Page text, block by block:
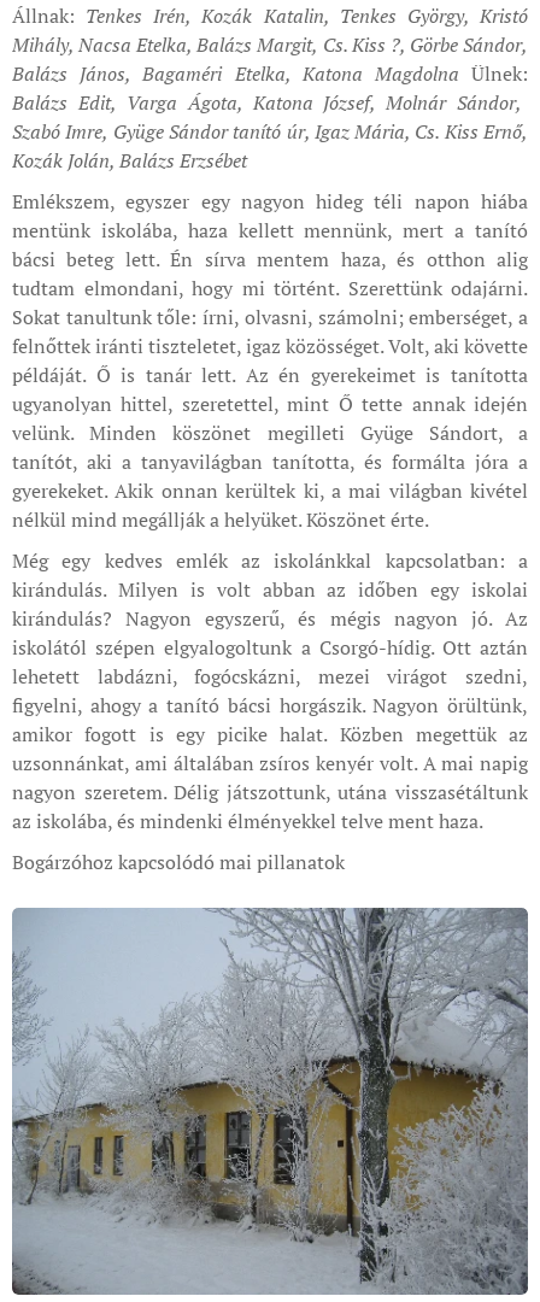
Állnak: Tenkes Irén, Kozák Katalin, Tenkes György, Kristó
Mihály, Nacsa Etelka, Balázs Margit, Cs. Kiss ?, Görbe Sándor,
Balázs János, Bagaméri Etelka, Katona Magdolna Ülnek:
Balázs Edit, Varga Ágota, Katona József, Molnár Sándor,
Szabó Imre, Gyüge Sándor tanító úr, Igaz Mária, Cs. Kiss Ernő,
Kozák Jolán, Balázs Erzsébet
Emlékszem, egyszer egy nagyon hideg téli napon hiába
mentünk iskolába, haza kellett mennünk, mert a tanító
bácsi beteg lett. Én sírva mentem haza, és otthon alig
tudtam elmondani, hogy mi történt. Szerettünk odajárni.
Sokat tanultunk tőle: írni, olvasni, számolni; emberséget, a
felnőttek iránti tiszteletet, igaz közösséget. Volt, aki követte
példáját. Ő is tanár lett. Az én gyerekeimet is tanította
ugyanolyan hittel, szeretettel, mint Ő tette annak idején
velünk. Minden köszönet megilleti Gyüge Sándort, a
tanítót, aki a tanyavilágban tanította, és formálta jóra a
gyerekeket. Akik onnan kerültek ki, a mai világban kivétel
nélkül mind megállják a helyüket. Köszönet érte.
Még egy kedves emlék az iskolánkkal kapcsolatban: a
kirándulás. Milyen is volt abban az időben egy iskolai
kirándulás? Nagyon egyszerű, és mégis nagyon jó. Az
iskolától szépen elgyalogoltunk a Csorgó-hídig. Ott aztán
lehetett labdázni, fogócskázni, mezei virágot szedni,
figyelni, ahogy a tanító bácsi horgászik. Nagyon örültünk,
amikor fogott is egy picike halat. Közben megettük az
uzsonnánkat, ami általában zsíros kenyér volt. A mai napig
nagyon szeretem. Délig játszottunk, utána visszasétáltunk
az iskolába, és mindenki élményekkel telve ment haza.
Bogárzóhoz kapcsolódó mai pillanatok